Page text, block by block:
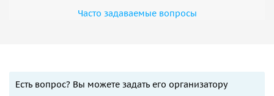
Часто задаваемые вопросы
Есть вопрос? Вы можете задать его организатору